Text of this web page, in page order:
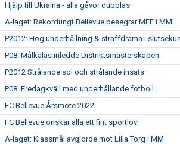
Hjälp till Ukraina - alla gåvor dubblas
A-laget: Rekordungt Bellevue besegrar MFF i MM
P2012: Hög underhållning & straffdrama i
P08: Målkalas inledde Distriktsmästerskapen
P2012 Strålande sol och strålande insats
P08: Fredagkväll med underhållande fotboll
FC Bellevue Årsmöte 2022
FC Bellevue önskar alla ett fint sportlov!
A-laget: Klassmål avgjorde mot Lilla Torg i MM